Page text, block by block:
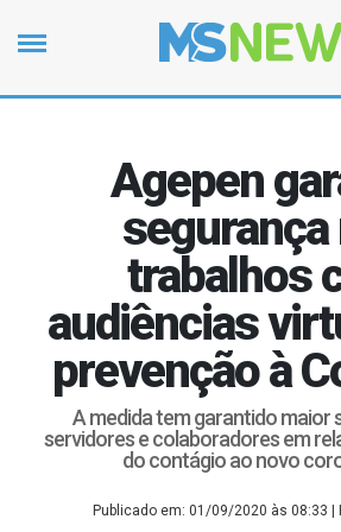
Agepen
segurança
trabalhos
audiências
prevenção à
A medida tem garantido maior
servidores e colaboradores em
do contágio ao novo
Publicado em: 01/09/2020 às 08:33